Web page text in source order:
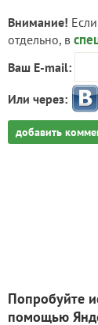
Внимание!
отдельно, в
Ваш E-mail:
Или через:
добавить
Попробуйте
помощью